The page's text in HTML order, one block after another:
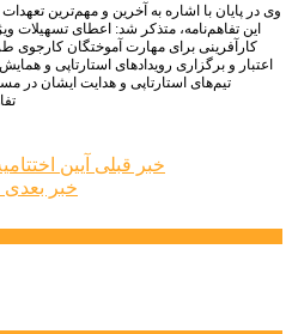
وی در پایان با اشاره به آخرین و مهم‌ترین تعهدات
این تفاهم‌نامه، متذکر شد: اعطای تسهیلات
کارآفرینی برای مهارت آموختگان
اعتبار و برگزاری رویدادهای استارتاپی و
تیم‌های استارتاپی و هدایت ایشان در
خبر قبلی آیین
خبر بعدی